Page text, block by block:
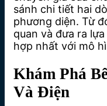
sánh chi tiết hai
phương diện. Từ
quan và đưa ra
hợp nhất với mô
Khám Phá
Và Điện